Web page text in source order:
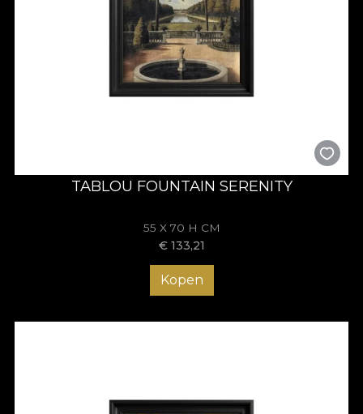
TABLOU FOUNTAIN SERENITY
55 X 70 H CM
€ 133,21
Kopen